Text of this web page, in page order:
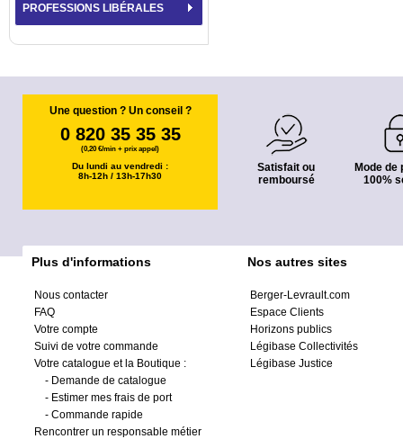
PROFESSIONS LIBÉRALES
Une question ? Un conseil ?
0 820 35 35 35
(0,20 €/min + prix appel)
Du lundi au vendredi :
8h-12h / 13h-17h30
Satisfait ou
remboursé
Mode de
100%
Plus d'informations
Nous contacter
FAQ
Votre compte
Suivi de votre commande
Votre catalogue et la Boutique :
- Demande de catalogue
- Estimer mes frais de port
- Commande rapide
Rencontrer un responsable métier
Nos autres sites
Berger-Levrault.com
Espace Clients
Horizons publics
Légibase Collectivités
Légibase Justice